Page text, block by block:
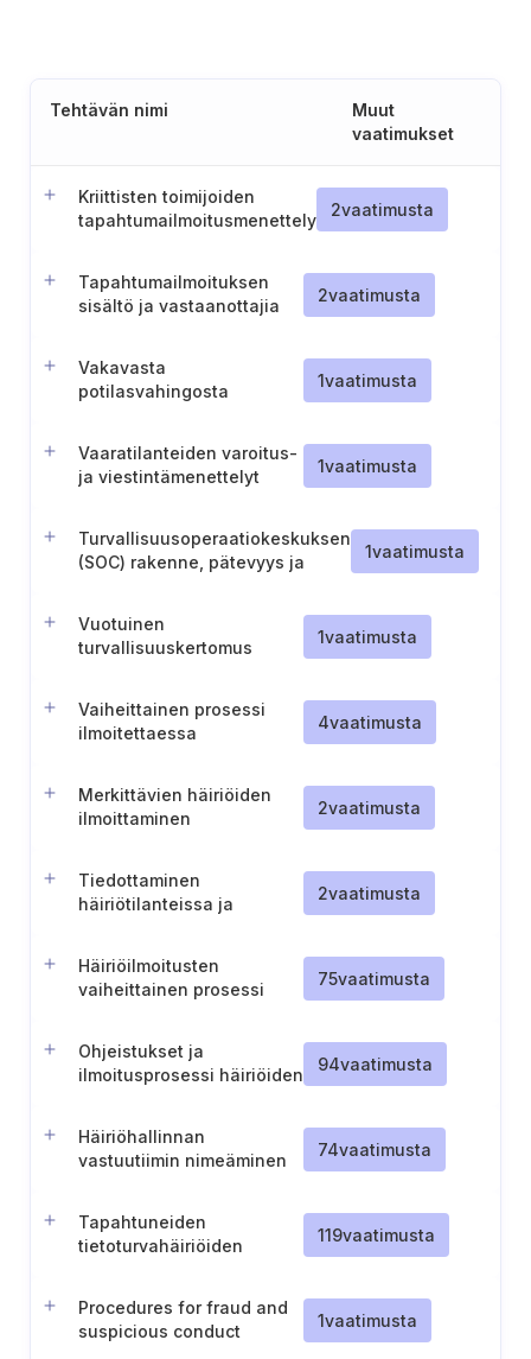
Tehtävän nimi
Muut
vaatimukset
Kriittisten toimijoiden
tapahtumailmoitusmenettely
2vaatimusta
Tapahtumailmoituksen
sisältö ja vastaanottajia
2vaatimusta
Vakavasta
potilasvahingosta
1vaatimusta
Vaaratilanteiden varoitus-
ja viestintämenettelyt
1vaatimusta
Turvallisuusoperaatiokeskuksen
(SOC) rakenne, pätevyys ja
1vaatimusta
Vuotuinen
turvallisuuskertomus
1vaatimusta
Vaiheittainen prosessi
ilmoitettaessa
4vaatimusta
Merkittävien häiriöiden
ilmoittaminen
2vaatimusta
Tiedottaminen
häiriötilanteissa ja
2vaatimusta
Häiriöilmoitusten
vaiheittainen prosessi
75vaatimusta
Ohjeistukset ja
ilmoitusprosessi häiriöiden
94vaatimusta
Häiriöhallinnan
vastuutiimin nimeäminen
74vaatimusta
Tapahtuneiden
tietoturvahäiriöiden
119vaatimusta
Procedures for fraud and
suspicious conduct
1vaatimusta